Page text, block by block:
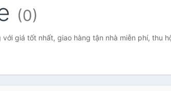
(0)
giá tốt nhất, giao hàng tận nhà miễn phí, thu